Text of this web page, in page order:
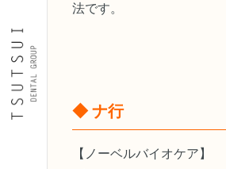
法です。
◆ ナ行
【ノーベルバイオケア】